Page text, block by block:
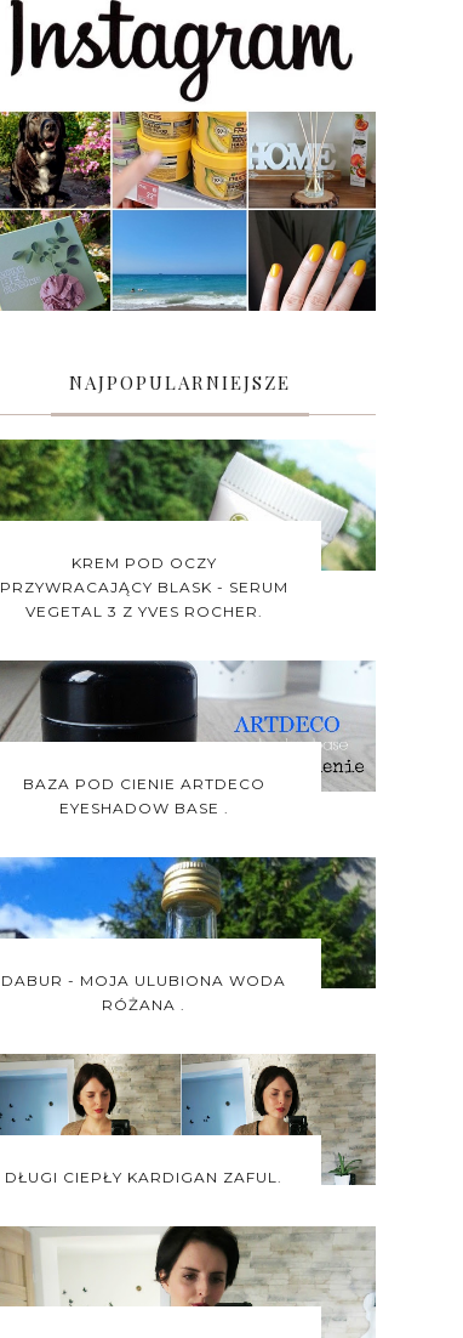
NAJPOPULARNIEJSZE
KREM POD OCZY
PRZYWRACAJĄCY BLASK - SERUM
VEGETAL 3 Z YVES ROCHER.
BAZA POD CIENIE ARTDECO
EYESHADOW BASE .
DABUR - MOJA ULUBIONA WODA
RÓŻANA .
DŁUGI CIEPŁY KARDIGAN ZAFUL.